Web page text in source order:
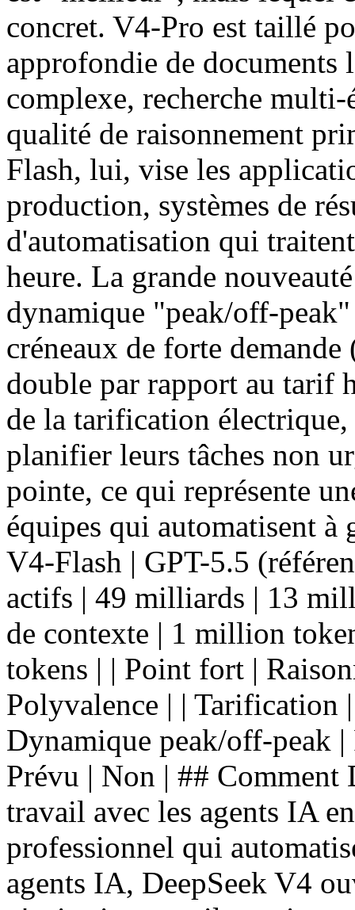
concret. V4-Pro est taillé
approfondie de
complexe, recherche
qualité de raisonnement
Flash, lui, vise les
production, systèmes de
d'automatisation qui
heure. La grande
dynamique "peak/off-
créneaux de forte
double par rapport au tarif
de la tarification
planifier leurs tâches non
pointe, ce qui représente
équipes qui automatisent à
V4-Flash | GPT-5.5
actifs | 49 milliards | 13
de contexte | 1 million
tokens | | Point fort |
Polyvalence | | Tarification
Dynamique peak/off-peak
Prévu | Non | ## Comment
travail avec les agents IA
professionnel qui
agents IA, DeepSeek V4